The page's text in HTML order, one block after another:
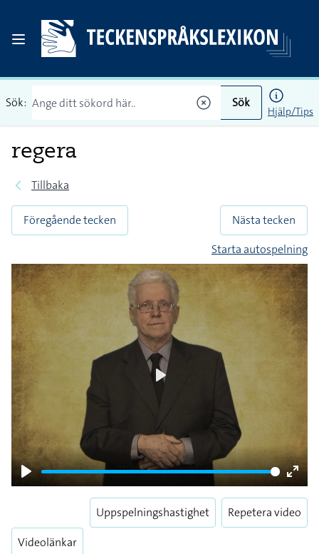
Sök: Sök
Hjälp/Tips
regera
Tillbaka
Föregående tecken
Nästa tecken
Starta autospelning
Play
Enter
Videolänkar
Uppspelningshastighet Repetera video